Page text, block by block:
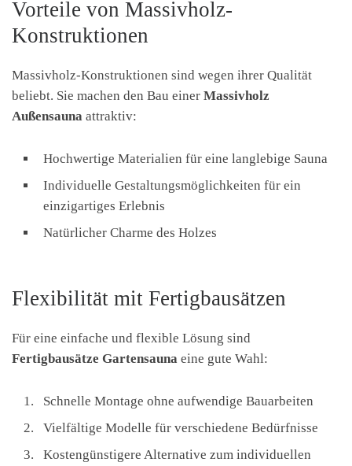
Vorteile von Massivholz-
Konstruktionen
Massivholz-Konstruktionen sind wegen ihrer Qualität
beliebt. Sie machen den Bau einer Massivholz
Außensauna attraktiv:
Hochwertige Materialien für eine langlebige Sauna
Individuelle Gestaltungsmöglichkeiten für ein
einzigartiges Erlebnis
Natürlicher Charme des Holzes
Flexibilität mit Fertigbausätzen
Für eine einfache und flexible Lösung sind
Fertigbausätze Gartensauna eine gute Wahl:
Schnelle Montage ohne aufwendige Bauarbeiten
Vielfältige Modelle für verschiedene Bedürfnisse
Kostengünstigere Alternative zum individuellen